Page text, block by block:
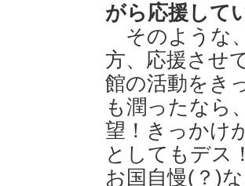
がら応援して
そのような
方、応援させ
館の活動をき
も潤ったなら
望！きっかけ
としてもデス
お国自慢(？)